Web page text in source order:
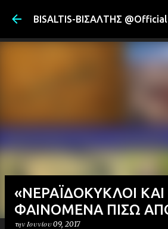
BISALTIS-ΒΙΣΑΛΤΗΣ @Official
«ΝΕΡΑΪΔΟΚΥΚΛΟΙ ΚΑΙ
ΦΑΙΝΟΜΕΝΑ ΠΙΣΩ
την Ιουνίου 09, 2017